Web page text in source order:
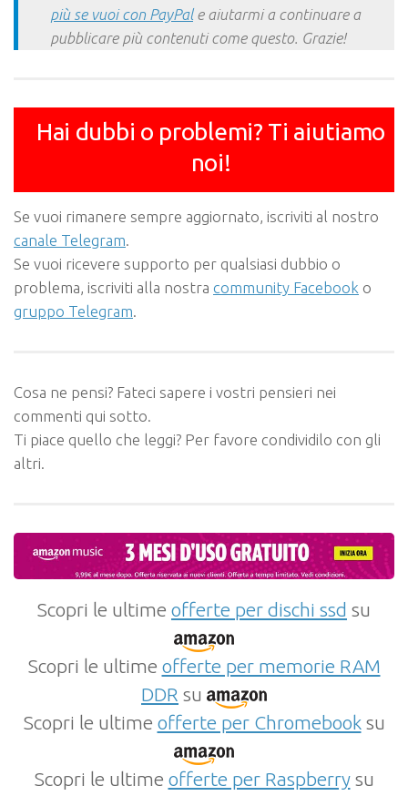
più se vuoi con PayPale aiutarmi a continuare a
pubblicare più contenuti come questo. Grazie!
Hai dubbi o problemi? Ti aiutiamo
noi!
Se vuoi rimanere sempre aggiornato, iscriviti al nostro
canale Telegram
Se vuoi ricevere supporto per qualsiasi dubbio o
problema, iscriviti alla nostra community Facebook o
gruppo Telegram
Cosa ne pensi? Fateci sapere i vostri pensieri nei
commenti qui sotto.
Ti piace quello che leggi? Per favore condividilo con gli
altri.
Scopri le ultime offerte per dischi ssd su
Scopri le ultime offerte per memorie RAM
DDR su
Scopri le ultime offerte per Chromebooksu
Scopri le ultime offerte per Raspberrysu